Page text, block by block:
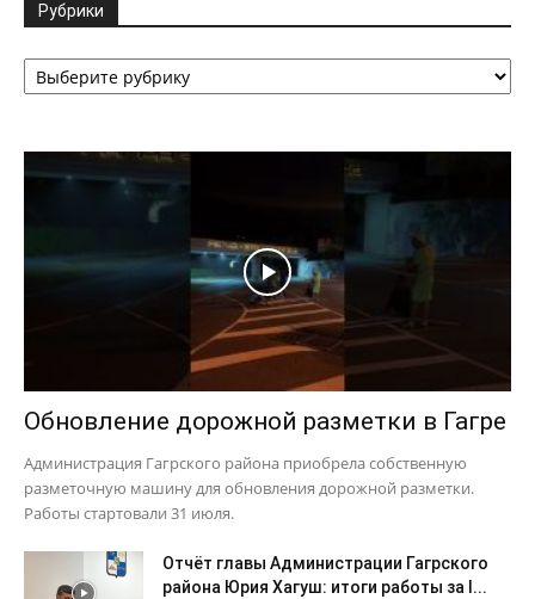
Рубрики
Рубрики
Обновление дорожной разметки в Гагре
Администрация Гагрского района приобрела собственную
разметочную машину для обновления дорожной разметки.
Работы стартовали 31 июля.
Отчёт главы Администрации Гагрского
района Юрия Хагуш: итоги работы за I...